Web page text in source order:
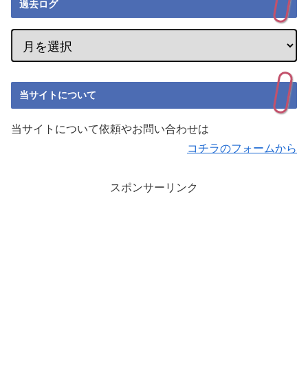
過去ログ
当サイトについて
当サイトについて依頼やお問い合わせは
コチラのフォームから
スポンサーリンク